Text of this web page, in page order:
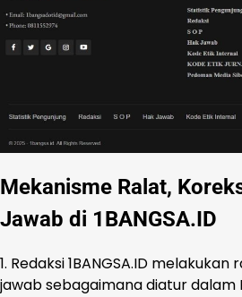
Mekanisme Ralat,
Jawab di 1BANGSA.ID
1. Redaksi 1BANGSA.ID
jawab sebagaimana diatur dalam